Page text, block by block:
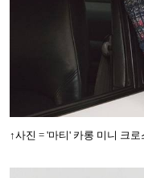
↑사진 = '마티' 카롱 미니 크